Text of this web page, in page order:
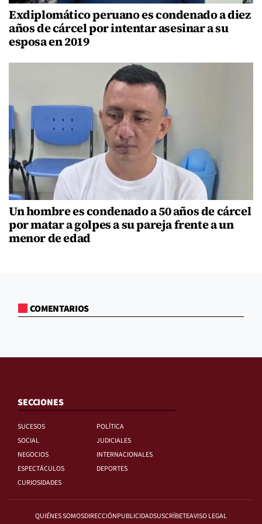
Exdiplomático peruano es condenado a diez
años de cárcel por intentar asesinar a su
esposa en 2019
Un hombre es condenado a 50 años de cárcel
por matar a golpes a su pareja frente a un
menor de edad
COMENTARIOS
SECCIONES
SUCESOS
POLÍTICA
SOCIAL
JUDICIALES
NEGOCIOS
INTERNACIONALES
ESPECTÁCULOS
DEPORTES
CURIOSIDADES
QUIÉNES SOMOSDIRECCIÓNPUBLICIDADSUSCRÍBETEAVISO LEGAL